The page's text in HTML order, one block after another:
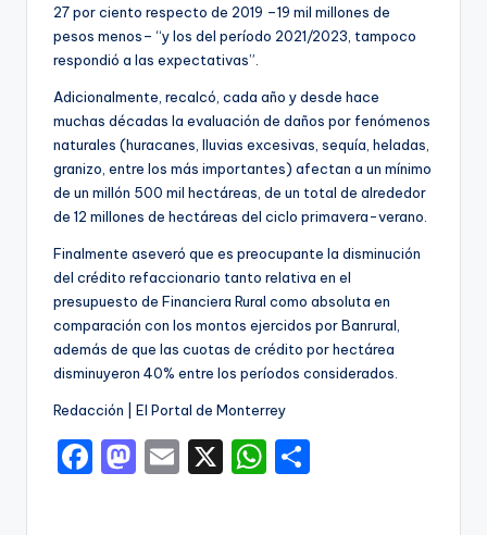
27 por ciento respecto de 2019 –19 mil millones de
pesos menos– “y los del período 2021/2023, tampoco
respondió a las expectativas”.
Adicionalmente, recalcó, cada año y desde hace
muchas décadas la evaluación de daños por fenómenos
naturales (huracanes, lluvias excesivas, sequía, heladas,
granizo, entre los más importantes) afectan a un mínimo
de un millón 500 mil hectáreas, de un total de alrededor
de 12 millones de hectáreas del ciclo primavera-verano.
Finalmente aseveró que es preocupante la disminución
del crédito refaccionario tanto relativa en el
presupuesto de Financiera Rural como absoluta en
comparación con los montos ejercidos por Banrural,
además de que las cuotas de crédito por hectárea
disminuyeron 40% entre los períodos considerados.
Redacción | El Portal de Monterrey
F
M E
X
W